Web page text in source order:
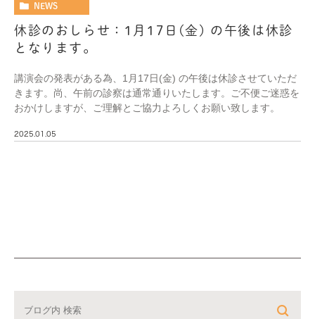
NEWS
休診のおしらせ：1月17日(金) の午後は休診
となります。
講演会の発表がある為、1月17日(金) の午後は休診させていただ
きます。尚、午前の診察は通常通りいたします。ご不便ご迷惑を
おかけしますが、ご理解とご協力よろしくお願い致します。
2025.01.05